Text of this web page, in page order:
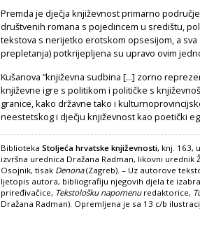
Premda je dječja književnost primarno
društvenih romana s pojedincem u središtu,
tekstova s nerijetko erotskom opsesijom, a
prepletanja) potkrijepljena su upravo ovim
Kušanova “književna sudbina [...] zorno
književne igre s politikom i političke s
granice, kako državne tako i
neestetskog i dječju književnost kao poetički
Biblioteka Stoljeća hrvatske književnosti, knj. 163,
izvršna urednica Dražana Radman, likovni
Osojnik, tisak Denona(Zagreb). – Uz autorove
ljetopis autora, bibliografiju njegovih djela te
priređivačice, Tekstološku napomenu redaktorice,
Dražana Radman). Opremljena je sa 13 c/b